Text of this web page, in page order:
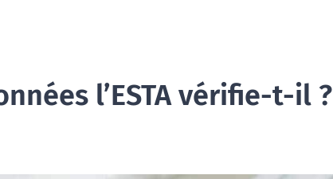
l’ESTA vérifie-t-il ?